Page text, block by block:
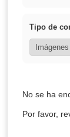
Tipo de
No se ha
Por favor,